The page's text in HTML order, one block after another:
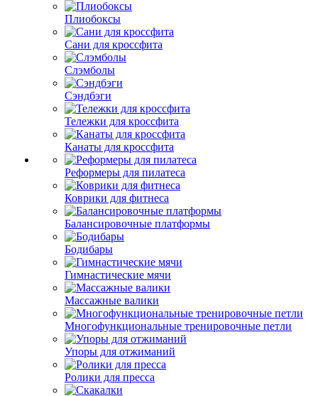
Плиобоксы
Сани для кроссфита
Слэмболы
Сэндбэги
Тележки для кроссфита
Канаты для кроссфита
Реформеры для пилатеса
Коврики для фитнеса
Балансировочные платформы
Бодибары
Гимнастические мячи
Массажные валики
Многофункциональные тренировочные петли
Упоры для отжиманий
Ролики для пресса